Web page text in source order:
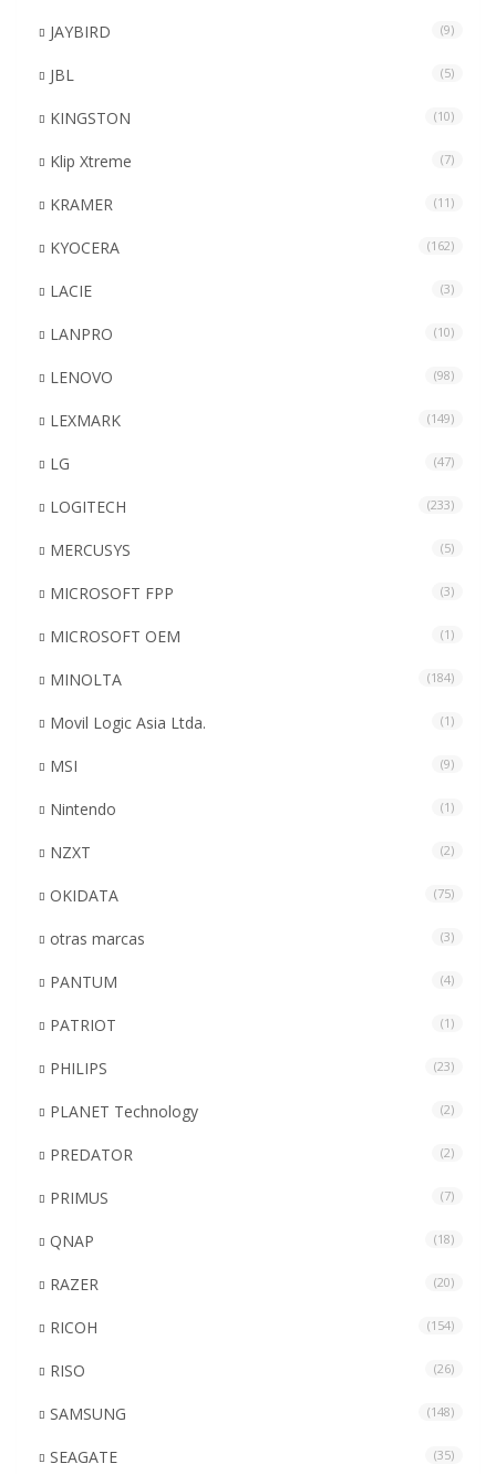
JAYBIRD (9)
JBL (5)
KINGSTON (10)
Klip Xtreme (7)
KRAMER (11)
KYOCERA (162)
LACIE (3)
LANPRO (10)
LENOVO (98)
LEXMARK (149)
LG (47)
LOGITECH (233)
MERCUSYS (5)
MICROSOFT FPP (3)
MICROSOFT OEM (1)
MINOLTA (184)
Movil Logic Asia Ltda. (1)
MSI (9)
Nintendo (1)
NZXT (2)
OKIDATA (75)
otras marcas (3)
PANTUM (4)
PATRIOT (1)
PHILIPS (23)
PLANET Technology (2)
PREDATOR (2)
PRIMUS (7)
QNAP (18)
RAZER (20)
RICOH (154)
RISO (26)
SAMSUNG (148)
SEAGATE (35)